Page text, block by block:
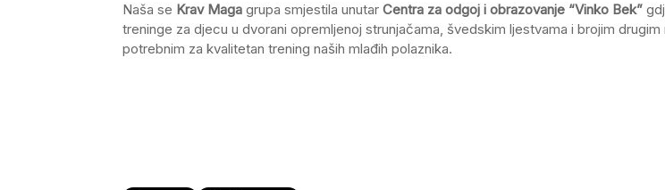
Naša se Krav Maga grupa smjestila unutar Centra za odgoj i obrazovanje “Vinko Bek”
treninge za djecu u dvorani opremljenoj strunjačama, švedskim ljestvama i brojim drugim
potrebnim za kvalitetan trening naših mlađih polaznika.